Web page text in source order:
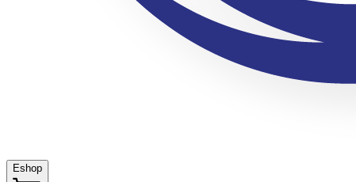
Eshop